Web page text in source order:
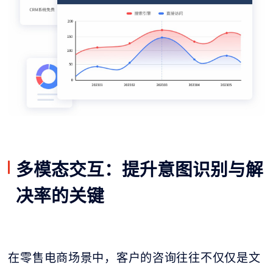
多模态交互：提升意图识别与解
决率的关键
在零售电商场景中，客户的咨询往往不仅仅是文